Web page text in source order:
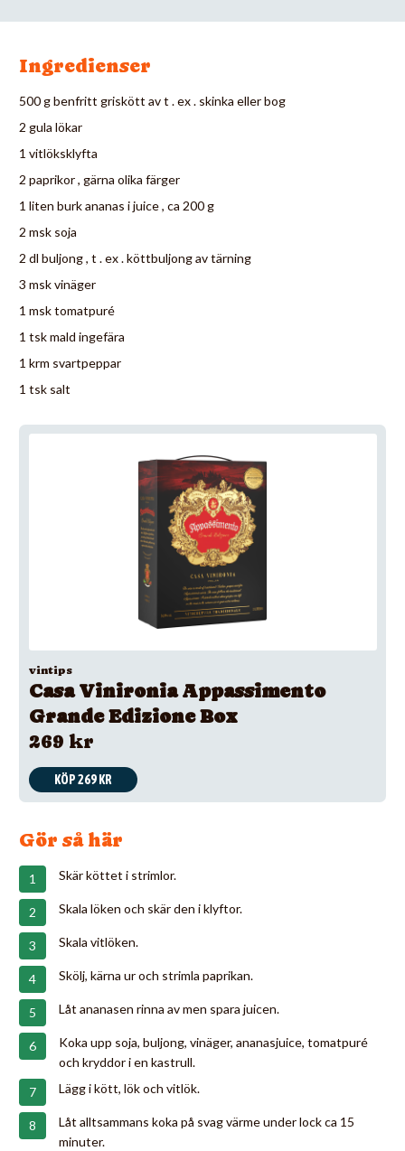
Ingredienser
500 g benfritt griskött av t . ex . skinka eller bog
2 gula lökar
1 vitlöksklyfta
2 paprikor , gärna olika färger
1 liten burk ananas i juice , ca 200 g
2 msk soja
2 dl buljong , t . ex . köttbuljong av tärning
3 msk vinäger
1 msk tomatpuré
1 tsk mald ingefära
1 krm svartpeppar
1 tsk salt
vintips
Casa Vinironia Appassimento
Grande Edizione Box
269 kr
KÖP 269 KR
Gör så här
Skär köttet i strimlor.
Skala löken och skär den i klyftor.
Skala vitlöken.
Skölj, kärna ur och strimla paprikan.
Låt ananasen rinna av men spara juicen.
Koka upp soja, buljong, vinäger, ananasjuice, tomatpuré
och kryddor i en kastrull.
Lägg i kött, lök och vitlök.
Låt alltsammans koka på svag värme under lock ca 15
minuter.